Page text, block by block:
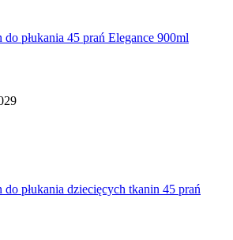
do płukania 45 prań Elegance 900ml
do płukania dziecięcych tkanin 45 prań